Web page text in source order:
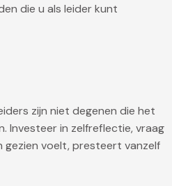
die u als leider kunt
zijn niet degenen die het
Investeer in zelfreflectie, vraag
gezien voelt, presteert vanzelf